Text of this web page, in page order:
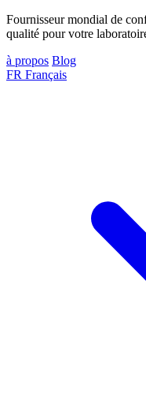
Fournisseur mondial de
qualité pour votre
à propos Blog
FR Français